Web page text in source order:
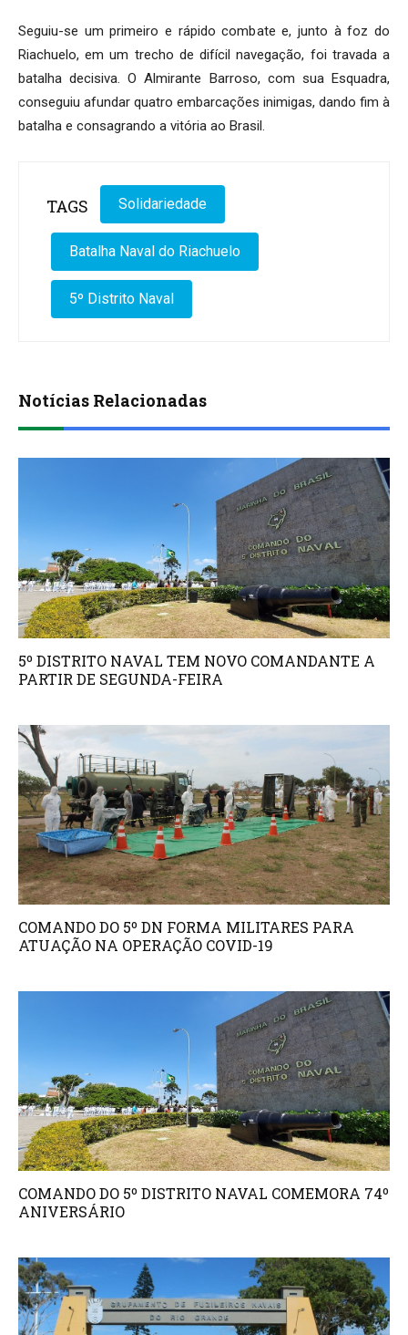
Seguiu-se um primeiro e rápido combate e, junto à foz do
Riachuelo, em um trecho de difícil navegação, foi travada a
batalha decisiva. O Almirante Barroso, com sua Esquadra,
conseguiu afundar quatro embarcações inimigas, dando fim à
batalha e consagrando a vitória ao Brasil.
TAGS Solidariedade
Batalha Naval do Riachuelo
5º Distrito Naval
Notícias Relacionadas
5º DISTRITO NAVAL TEM NOVO COMANDANTE A
PARTIR DE SEGUNDA-FEIRA
COMANDO DO 5º DN FORMA MILITARES PARA
ATUAÇÃO NA OPERAÇÃO COVID-19
COMANDO DO 5º DISTRITO NAVAL COMEMORA 74º
ANIVERSÁRIO